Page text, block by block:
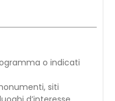
o indicati
siti